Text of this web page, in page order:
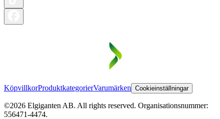
KöpvillkorProduktkategorierVarumärken Cookieinställningar
©2026 Elgiganten AB. All rights reserved. Organisationsnummer:
556471-4474.